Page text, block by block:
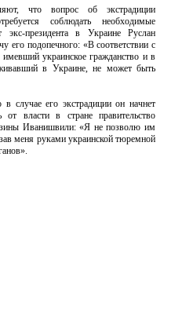
что вопрос об экстрадиции
соблюдать необходимые
президента в Украине Руслан
его подопечного: «В соответствии с
имевший украинское гражданство и в
в Украине, не может быть
случае его экстрадиции он начнет
власти в стране правительство
Иванишвили: «Я не позволю им
меня руками украинской тюремной